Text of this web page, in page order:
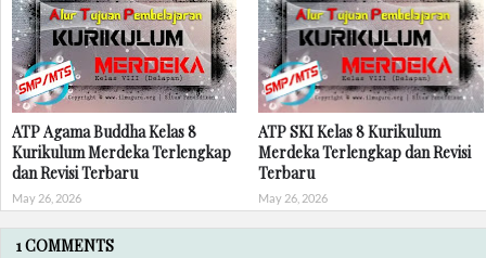
ATP Agama Buddha Kelas 8
Kurikulum Merdeka Terlengkap
dan Revisi Terbaru
May 26, 2026
ATP SKI Kelas 8 Kurikulum
Merdeka Terlengkap dan Revisi
Terbaru
May 26, 2026
1 COMMENTS